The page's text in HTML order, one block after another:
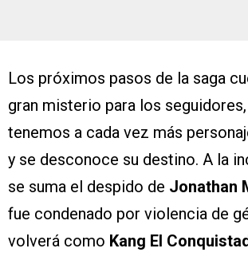
Los próximos pasos de la saga
gran misterio para los
tenemos a cada vez más
y se desconoce su destino. A la
se suma el despido de Jonathan
fue condenado por violencia de
volverá como Kang El